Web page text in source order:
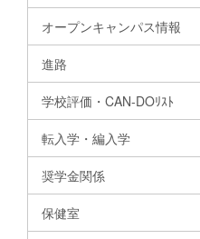
オープンキャンパス情報
進路
学校評価・CAN-DOﾘｽﾄ
転入学・編入学
奨学金関係
保健室